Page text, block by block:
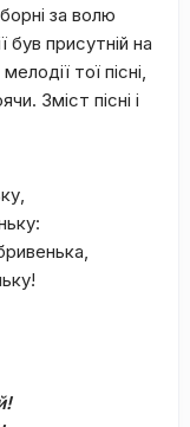
за волю
був присутній на
тої пісні,
Зміст пісні і